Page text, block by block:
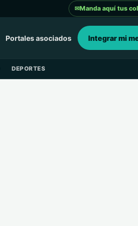
✉Manda aquí tus
Portales asociados Integrar mi
DEPORTES